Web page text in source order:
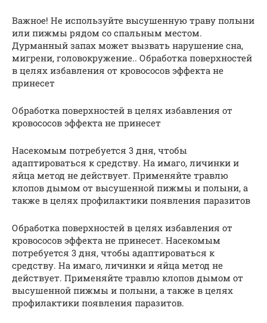
Важное! Не используйте высушенную траву полыни
или пижмы рядом со спальным местом.
Дурманный запах может вызвать нарушение сна,
мигрени, головокружение.. Обработка поверхностей
в целях избавления от кровососов эффекта не
принесет
Обработка поверхностей в целях избавления от
кровососов эффекта не принесет
Насекомым потребуется 3 дня, чтобы
адаптироваться к средству. На имаго, личинки и
яйца метод не действует. Применяйте травлю
клопов дымом от высушенной пижмы и полыни, а
также в целях профилактики появления паразитов
Обработка поверхностей в целях избавления от
кровососов эффекта не принесет. Насекомым
потребуется 3 дня, чтобы адаптироваться к
средству. На имаго, личинки и яйца метод не
действует. Применяйте травлю клопов дымом от
высушенной пижмы и полыни, а также в целях
профилактики появления паразитов.